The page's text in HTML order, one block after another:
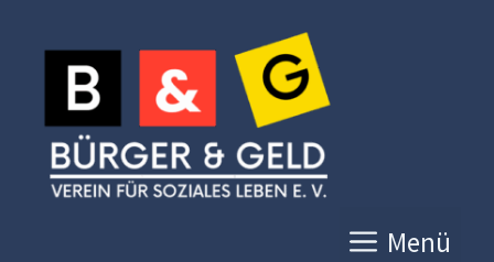
Inhalt
springen
Menü